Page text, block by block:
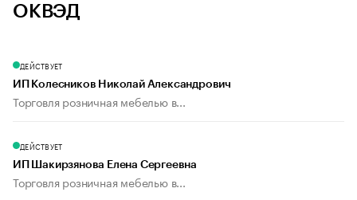
ОКВЭД
ДЕЙСТВУЕТ
ИП Колесников Николай Александрович
Торговля розничная мебелью в...
ДЕЙСТВУЕТ
ИП Шакирзянова Елена Сергеевна
Торговля розничная мебелью в...